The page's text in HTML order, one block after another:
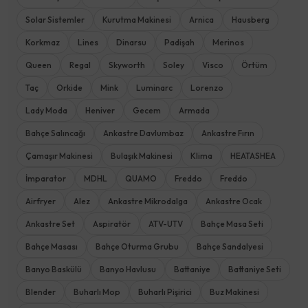
Solar Sistemler Kurutma Makinesi Arnica Hausberg
Korkmaz Lines Dinarsu Padişah Merinos
Queen Regal Skyworth Soley Visco Örtüm
Taç Orkide Mink Luminarc Lorenzo
Lady Moda Heniver Gecem Armada
Bahçe Salıncağı Ankastre Davlumbaz Ankastre Fırın
Çamaşır Makinesi Bulaşık Makinesi Klima HEATASHEA
İmparator MDHL QUAMO Freddo Freddo
Airfryer Alez Ankastre Mikrodalga Ankastre Ocak
Ankastre Set Aspiratör ATV-UTV Bahçe Masa Seti
Bahçe Masası Bahçe Oturma Grubu Bahçe Sandalyesi
Banyo Baskülü Banyo Havlusu Battaniye Battaniye Seti
Blender Buharlı Mop Buharlı Pişirici Buz Makinesi